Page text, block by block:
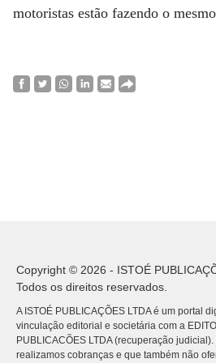
motoristas estão fazendo o
Copyright © 2026 - ISTOÉ
Todos os direitos reservados.
A ISTOÉ PUBLICAÇÕES LTDA é um portal
vinculação editorial e societária com a
PUBLICACÕES LTDA (recuperação
realizamos cobranças e que também não